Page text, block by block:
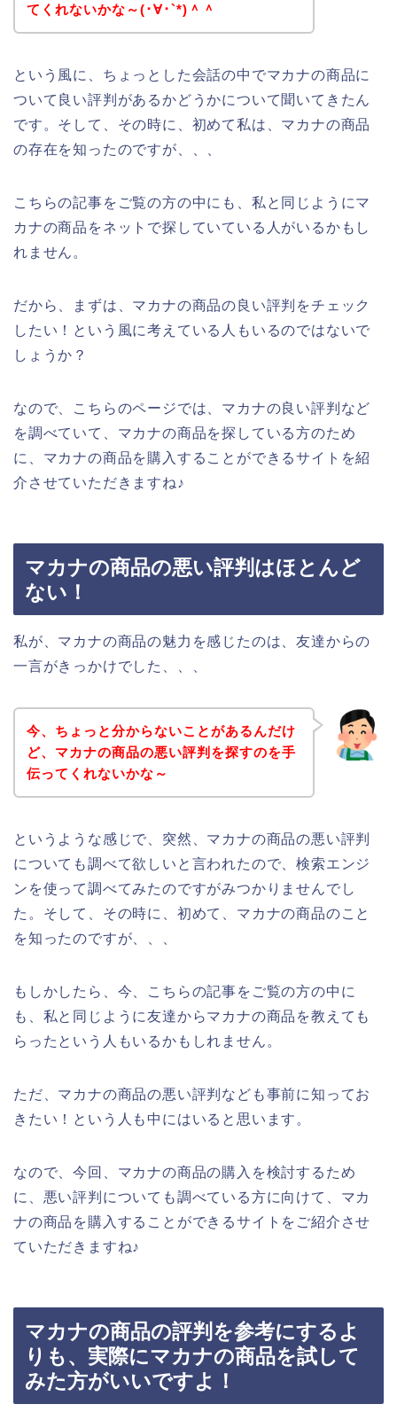
てくれないかな～(･∀･`*)＾＾
という風に、ちょっとした会話の中でマカナの商品に
ついて良い評判があるかどうかについて聞いてきたん
です。そして、その時に、初めて私は、マカナの商品
の存在を知ったのですが、、、
こちらの記事をご覧の方の中にも、私と同じようにマ
カナの商品をネットで探していている人がいるかもし
れません。
だから、まずは、マカナの商品の良い評判をチェック
したい！という風に考えている人もいるのではないで
しょうか？
なので、こちらのページでは、マカナの良い評判など
を調べていて、マカナの商品を探している方のため
に、マカナの商品を購入することができるサイトを紹
介させていただきますね♪
マカナの商品の悪い評判はほとんど
ない！
私が、マカナの商品の魅力を感じたのは、友達からの
一言がきっかけでした、、、
今、ちょっと分からないことがあるんだけ
ど、マカナの商品の悪い評判を探すのを手
伝ってくれないかな～
というような感じで、突然、マカナの商品の悪い評判
についても調べて欲しいと言われたので、検索エンジ
ンを使って調べてみたのですがみつかりませんでし
た。そして、その時に、初めて、マカナの商品のこと
を知ったのですが、、、
もしかしたら、今、こちらの記事をご覧の方の中に
も、私と同じように友達からマカナの商品を教えても
らったという人もいるかもしれません。
ただ、マカナの商品の悪い評判なども事前に知ってお
きたい！という人も中にはいると思います。
なので、今回、マカナの商品の購入を検討するため
に、悪い評判についても調べている方に向けて、マカ
ナの商品を購入することができるサイトをご紹介させ
ていただきますね♪
マカナの商品の評判を参考にするよ
りも、実際にマカナの商品を試して
みた方がいいですよ！